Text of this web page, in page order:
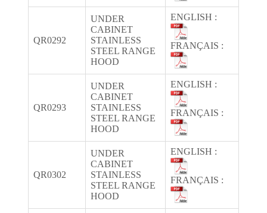
QR0292
UNDER
CABINET
STAINLESS
STEEL RANGE
HOOD
ENGLISH :
FRANÇAIS :
QR0293
UNDER
CABINET
STAINLESS
STEEL RANGE
HOOD
ENGLISH :
FRANÇAIS :
QR0302
UNDER
CABINET
STAINLESS
STEEL RANGE
HOOD
ENGLISH :
FRANÇAIS :